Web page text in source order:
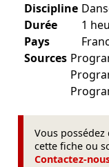
Discipline
Durée
1
Pays
Sources
Vous
cette fiche ou
Contactez-